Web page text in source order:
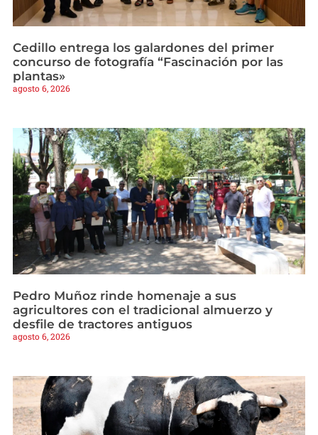
Cedillo entrega los galardones del primer
concurso de fotografía “Fascinación por las
plantas»
agosto 6, 2026
Pedro Muñoz rinde homenaje a sus
agricultores con el tradicional almuerzo y
desfile de tractores antiguos
agosto 6, 2026